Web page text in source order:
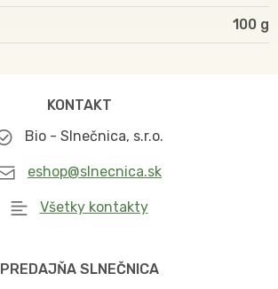
100
KONTAKT
Bio - Slnečnica, s.r.o.
eshop@slnecnica.sk
Všetky kontakty
PREDAJŇA SLNEČNICA